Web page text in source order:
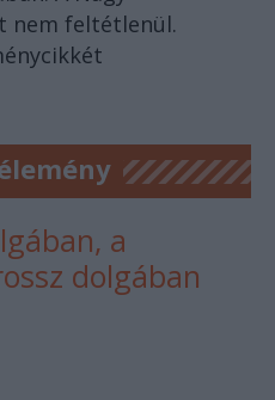
nem feltétlenül.
a
dolgában